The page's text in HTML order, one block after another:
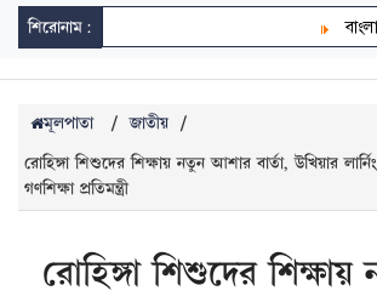
শিরোনাম:
মূলপাতা / জাতীয় /
রোহিঙ্গা শিশুদের শিক্ষায় নতুন আশার বার্তা, উখিয়ার
গণশিক্ষা প্রতিমন্ত্রী
রোহিঙ্গা শিশুদের শিক্ষায়